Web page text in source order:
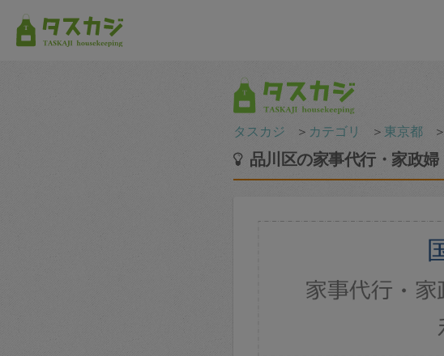
タスカジ ＞ カテゴリ ＞ 東京都 ＞
品川区の家事代行・家政婦